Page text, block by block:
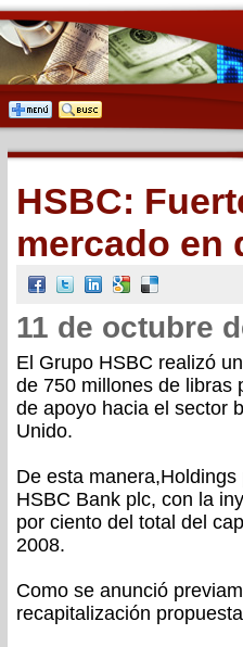
HSBC:
mercado en
11 de octubre
El Grupo HSBC realizó
de 750 millones de libras
de apoyo hacia el sector
Unido.
De esta
HSBC Bank plc, con la
por ciento del total del
2008.
Como se anunció
recapitalización